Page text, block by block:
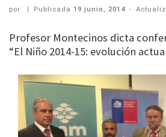
por | Publicada19 junio, 2014 -
Profesor Montecinos dicta
“El Niño 2014-15: evolución